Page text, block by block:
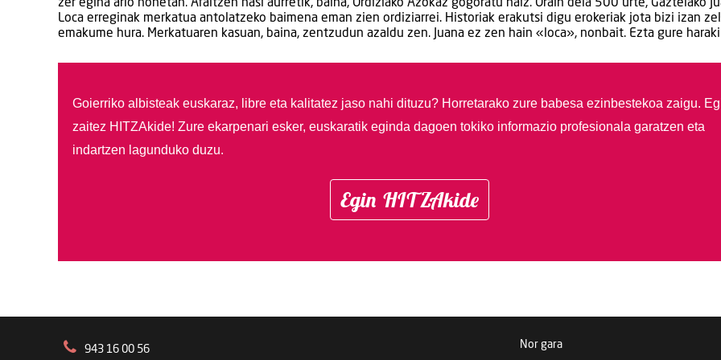
zer egina arlo honetan. Afaltzen hasi aurretik, baina, Ordiziako Azokaz gogoratu naiz. Orain dela 500 urte, Gaztelako
Loca erreginak merkatua antolatzeko baimena eman zien ordiziarrei. Historiak erakutsi digu erokeriak jota bizi izan
emakume hura. Merkatuaren kasuan, baina, zentzudun azaldu zen. Juana ez zen hain «loca», nonbait. Ezta gure
Goierriko albisteak euskaraz, libre eta kalitatez jaso nahi dituzu? Horretarako zure babesa ezinbestekoa zaigu.
zaitez HITZAkide! Zure ekarpenari esker, euskaratik eginda dagoen tokiko informazio profesionala garatzen eta
indartzen lagunduko duzu.
Egin HITZAkide
943 16 00 56 Nor gara